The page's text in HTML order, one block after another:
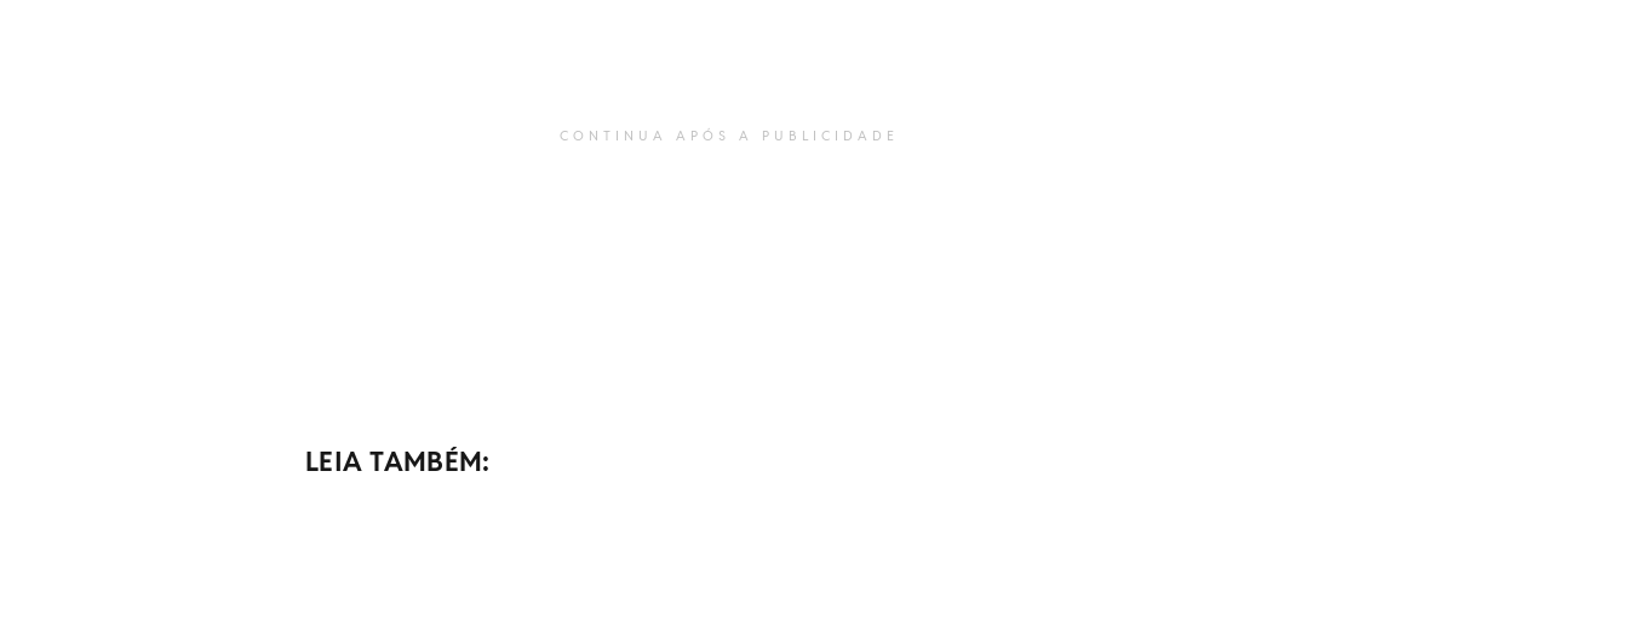
CONTINUA APÓS A PUBLICIDADE
LEIA TAMBÉM: